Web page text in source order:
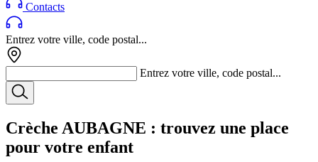
Contacts
Entrez votre ville, code postal...
Entrez votre ville, code postal...
Crèche AUBAGNE : trouvez une place
pour votre enfant